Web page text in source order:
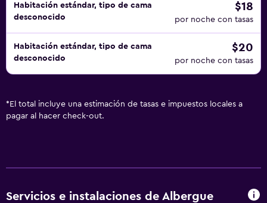
Habitación estándar, tipo de cama
desconocido
$18
por noche con tasas
Habitación estándar, tipo de cama
desconocido
$20
por noche con tasas
* El total incluye una estimación de tasas e impuestos locales a
pagar al hacer check-out.
Servicios e instalaciones de Albergue